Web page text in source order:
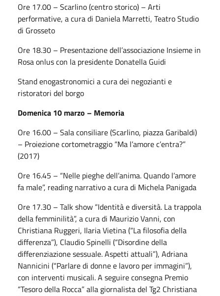
Ore 17.00 – Scarlino (centro storico) – Arti
performative, a cura di Daniela Marretti, Teatro Studio
di Grosseto
Ore 18.30 – Presentazione dell’associazione Insieme in
Rosa onlus con la presidente Donatella Guidi
Stand enogastronomici a cura dei negozianti e
ristoratori del borgo
Domenica 10 marzo – Memoria
Ore 16.00 – Sala consiliare (Scarlino, piazza Garibaldi)
– Proiezione cortometraggio “Ma l’amore c’entra?”
(2017)
Ore 16.45 – “Nelle pieghe dell’anima. Quando l’amore
fa male”, reading narrativo a cura di Michela Panigada
Ore 17.30 – Talk show “Identità e diversità. La trappola
della femminilità”, a cura di Maurizio Vanni, con
Christiana Ruggeri, Ilaria Vietina (“La filosofia della
differenza”), Claudio Spinelli (“Disordine della
differenziazione sessuale. Aspetti attuali”), Adriana
Nannicini (“Parlare di donne e lavoro per immagini”),
con interventi musicali. A seguire consegna Premio
“Tesoro della Rocca” alla giornalista del Tg2 Christiana